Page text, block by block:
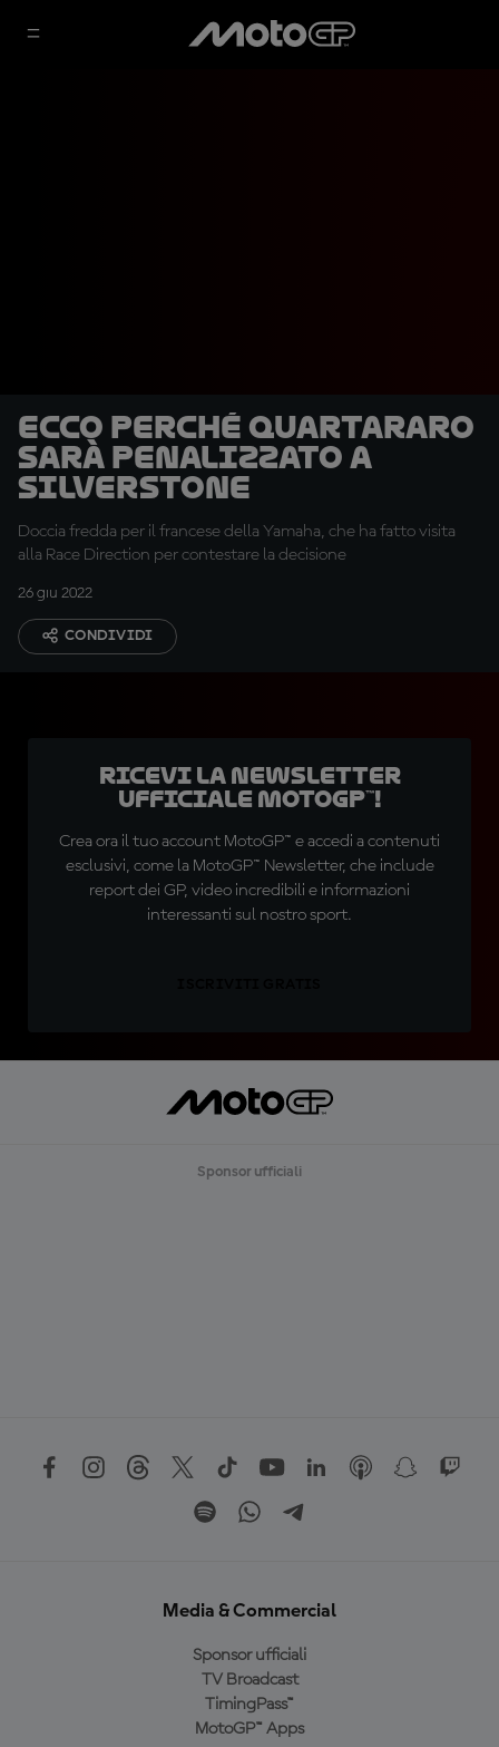
Ecco perché Quartararo
sarà penalizzato a
Silverstone
Doccia fredda per il francese della Yamaha, che ha fatto visita
alla Race Direction per contestare la decisione
26 giu 2022
CONDIVIDI
Ricevi la newsletter
ufficiale MotoGP™!
Crea ora il tuo account MotoGP™ e accedi a contenuti
esclusivi, come la MotoGP™ Newsletter, che include
report dei GP, video incredibili e informazioni
interessanti sul nostro sport.
Sponsor ufficiali
Media & Commercial
Sponsor ufficiali
TV Broadcast
TimingPass™
MotoGP™ Apps